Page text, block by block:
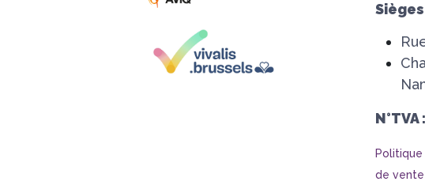
N°TVA :
de vente